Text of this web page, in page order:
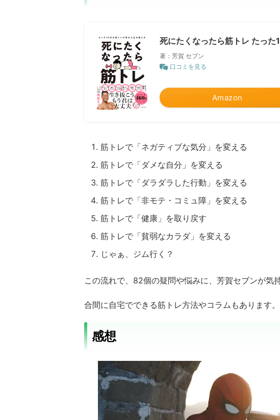
死にたくなったら筋トレ たっ
著：芳賀 セブン
口コミを見る
Amazon
筋トレで「ネガティブな気分」を変える
筋トレで「ダメな自分」を変える
筋トレで「ダラダラした行動」を変える
筋トレで「非モテ・コミュ障」を変える
筋トレで「健康」を取り戻す
筋トレで「貧弱なカラダ」を変える
じゃぁ、ジム行く？
この流れで、82個の疑問や悩みに、芳賀セブンが気
合間に自宅でできる筋トレ方法やコラムもあります。
感想